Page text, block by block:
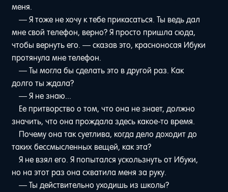
меня.
— Я тоже не хочу к тебе прикасаться. Ты ведь дал
мне свой телефон, верно? Я просто пришла сюда,
чтобы вернуть его. — сказав это, красноносая Ибуки
протянула мне телефон.
— Ты могла бы сделать это в другой раз. Как
долго ты ждала?
— Я не знаю...
Ее притворство о том, что она не знает, должно
значить, что она прождала здесь какое-то время.
Почему она так суетлива, когда дело доходит до
таких бессмысленных вещей, как эта?
Я не взял его. Я попытался ускользнуть от Ибуки,
но на этот раз она схватила меня за руку.
— Ты действительно уходишь из школы?